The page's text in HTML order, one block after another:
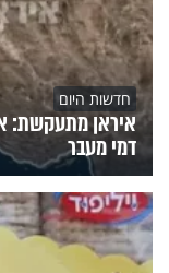
חדשות היום
איראן מתעקשת:
דמי מעבר